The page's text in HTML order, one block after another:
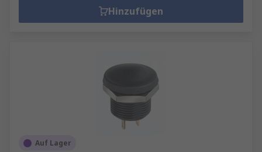
Hinzufügen
Auf Lager